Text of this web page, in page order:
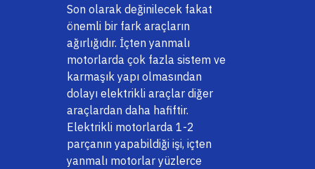
Son olarak değinilecek fakat
önemli bir fark araçların
ağırlığıdır. İçten yanmalı
motorlarda çok fazla sistem ve
karmaşık yapı olmasından
dolayı elektrikli araçlar diğer
araçlardan daha hafiftir.
Elektrikli motorlarda 1-2
parçanın yapabildiği işi, içten
yanmalı motorlar yüzlerce